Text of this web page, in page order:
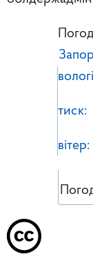
тиск:
вітер: